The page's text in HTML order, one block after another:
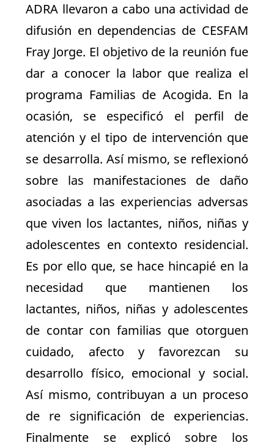
ADRA llevaron a cabo una actividad de
difusión en dependencias de CESFAM
Fray Jorge. El objetivo de la reunión fue
dar a conocer la labor que realiza el
programa Familias de Acogida. En la
ocasión, se especificó el perfil de
atención y el tipo de intervención que
se desarrolla. Así mismo, se reflexionó
sobre las manifestaciones de daño
asociadas a las experiencias adversas
que viven los lactantes, niños, niñas y
adolescentes en contexto residencial.
Es por ello que, se hace hincapié en la
necesidad que mantienen los
lactantes, niños, niñas y adolescentes
de contar con familias que otorguen
cuidado, afecto y favorezcan su
desarrollo físico, emocional y social.
Así mismo, contribuyan a un proceso
de re significación de experiencias.
Finalmente se explicó sobre los